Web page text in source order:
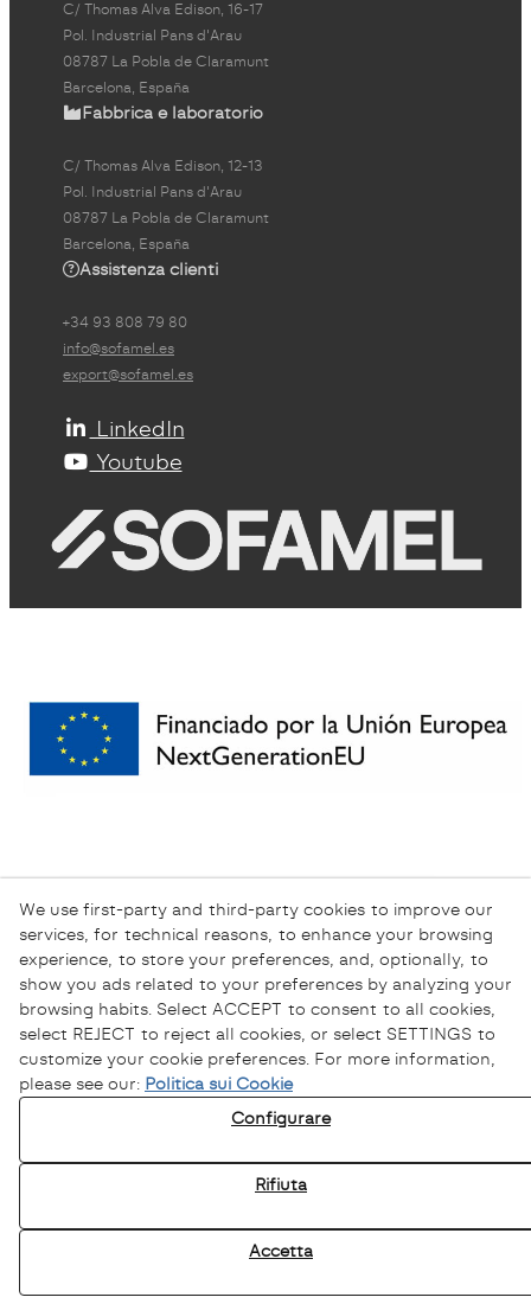
C/ Thomas Alva Edison, 16-17
Pol. Industrial Pans d'Arau
08787 La Pobla de Claramunt
Barcelona, España
Fabbrica e laboratorio
C/ Thomas Alva Edison, 12-13
Pol. Industrial Pans d'Arau
08787 La Pobla de Claramunt
Barcelona, España
Assistenza clienti
+34 93 808 79 80
info@sofamel.es
export@sofamel.es
LinkedIn
Youtube
Informativa sulla Privacy
We use first-party and third-party cookies to improve our
services, for technical reasons, to enhance your browsing
experience, to store your preferences, and, optionally, to
show you ads related to your preferences by analyzing your
browsing habits. Select ACCEPT to consent to all cookies,
select REJECT to reject all cookies, or select SETTINGS to
customize your cookie preferences. For more information,
please see our: Politica sui Cookie
Configurare
Rifiuta
Accetta